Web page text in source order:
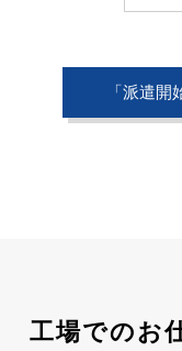
「派遣開
工場でのお